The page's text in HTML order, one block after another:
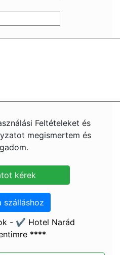
Feltételeket és
megismertem és
szálláshoz
- ✔️ Hotel Narád
****